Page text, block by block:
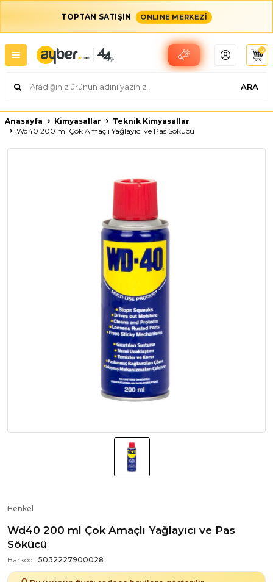
TOPTAN SATIŞIN ONLINE MERKEZİ
ARA
0
Anasayfa Kimyasallar
Teknik Kimyasallar
Wd40 200 ml Çok Amaçlı Yağlayıcı ve Pas Sökücü
Henkel
Wd40 200 ml Çok Amaçlı Yağlayıcı ve Pas
Sökücü
Barkod : 5032227900028